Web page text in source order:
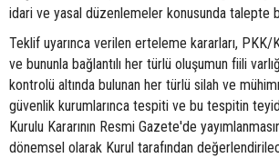
idari ve yasal düzenlemeler konusunda talepte
Teklif uyarınca verilen erteleme kararları, PKK/
ve bununla bağlantılı her türlü oluşumun fiili
kontrolü altında bulunan her türlü silah ve
güvenlik kurumlarınca tespiti ve bu tespitin
Kurulu Kararının Resmi Gazete'de
dönemsel olarak Kurul tarafından